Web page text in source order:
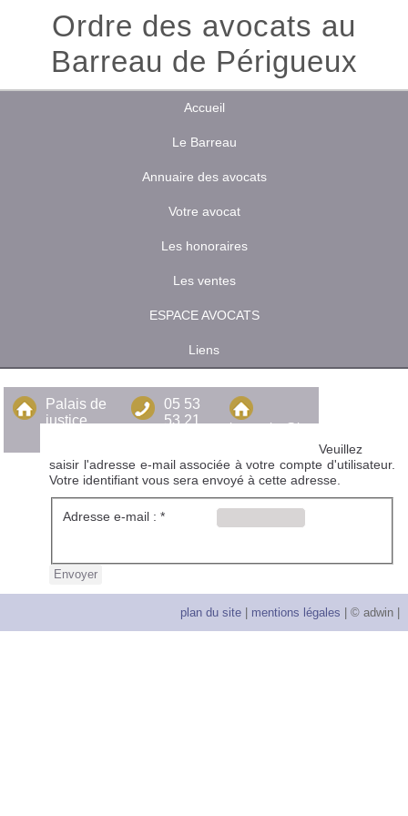
Ordre des avocats au
Barreau de Périgueux
Accueil
Le Barreau
Annuaire des avocats
Votre avocat
Les honoraires
Les ventes
ESPACE AVOCATS
Liens
Palais de
justice
Montaigne
24000
PÉRIGUEUX
05 53
53 21
batonnier@barreau-
Veuillez
saisir l'adresse e-mail associée à votre compte d'utilisateur.
Votre identifiant vous sera envoyé à cette adresse.
Adresse e-mail : *
Envoyer
plan du site | mentions légales | © adwin |